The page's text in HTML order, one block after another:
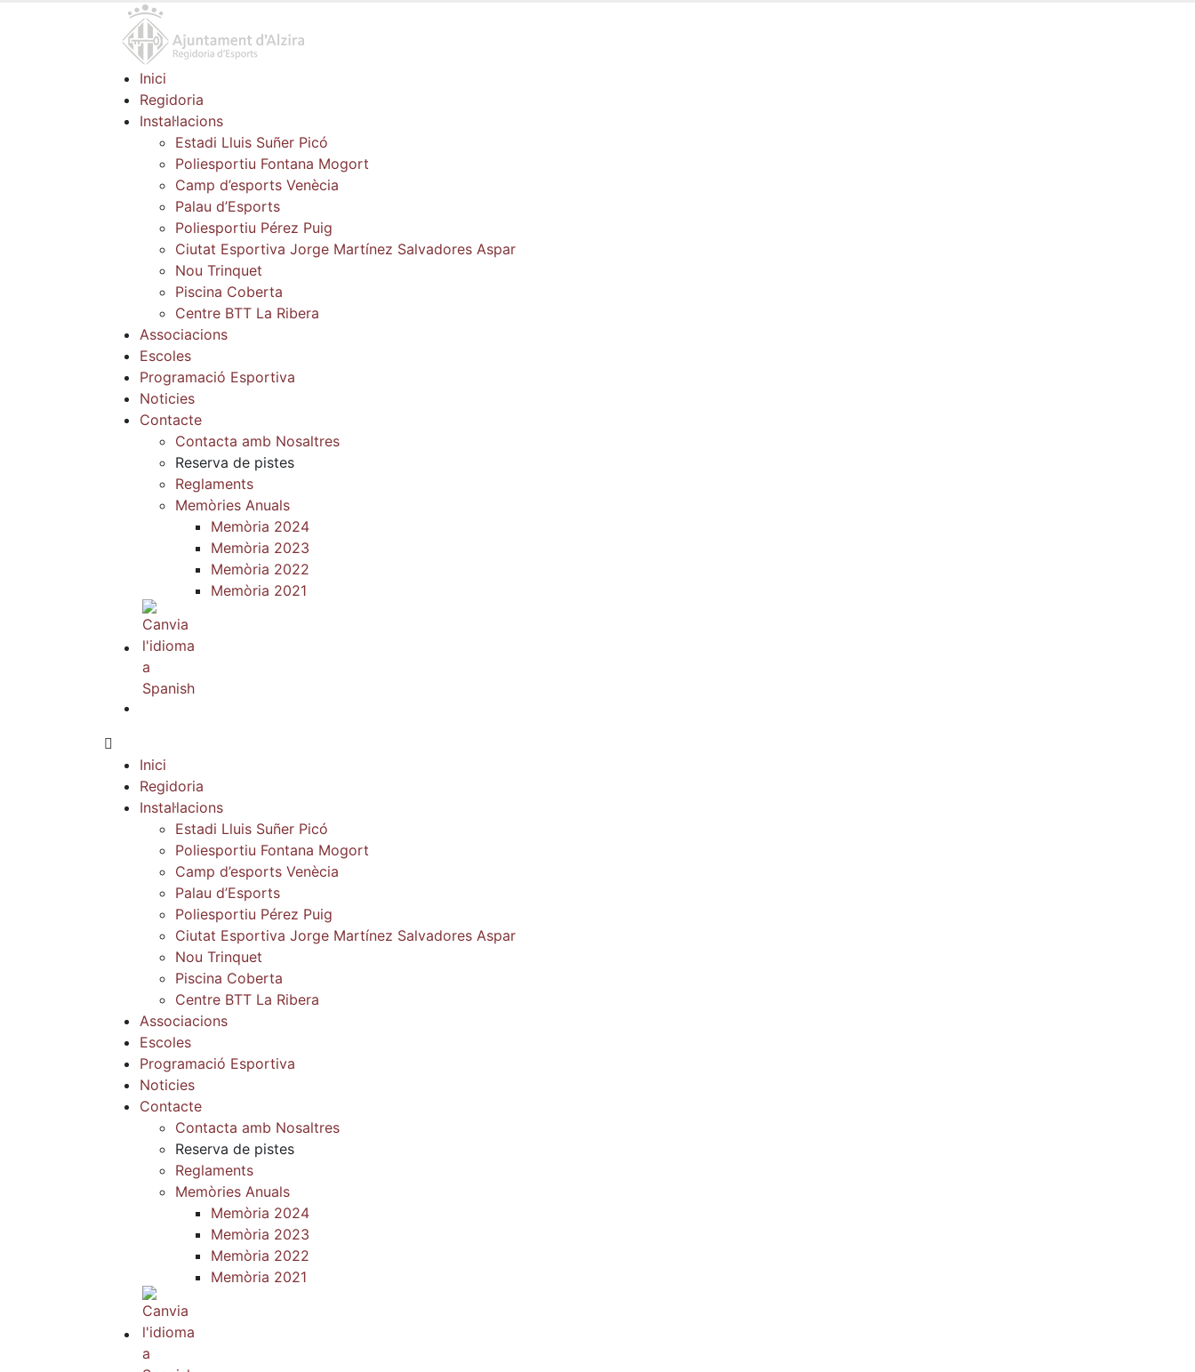
Inici
Regidoria
Instal·lacions
Estadi Lluis Suñer Picó
Poliesportiu Fontana Mogort
Camp d’esports Venècia
Palau d’Esports
Poliesportiu Pérez Puig
Ciutat Esportiva Jorge Martínez Salvadores Aspar
Nou Trinquet
Piscina Coberta
Centre BTT La Ribera
Associacions
Escoles
Programació Esportiva
Noticies
Contacte
Contacta amb Nosaltres
Reserva de pistes
Reglaments
Memòries Anuals
Memòria 2024
Memòria 2023
Memòria 2022
Memòria 2021
Inici
Regidoria
Instal·lacions
Estadi Lluis Suñer Picó
Poliesportiu Fontana Mogort
Camp d’esports Venècia
Palau d’Esports
Poliesportiu Pérez Puig
Ciutat Esportiva Jorge Martínez Salvadores Aspar
Nou Trinquet
Piscina Coberta
Centre BTT La Ribera
Associacions
Escoles
Programació Esportiva
Noticies
Contacte
Contacta amb Nosaltres
Reserva de pistes
Reglaments
Memòries Anuals
Memòria 2024
Memòria 2023
Memòria 2022
Memòria 2021